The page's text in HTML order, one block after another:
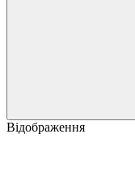
Відображення